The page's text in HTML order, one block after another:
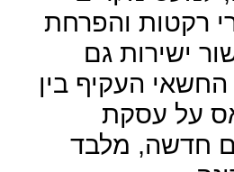
רקטות והפרחת
ישירות גם
העקיף בין
על עסקת
חדשה, מלבד